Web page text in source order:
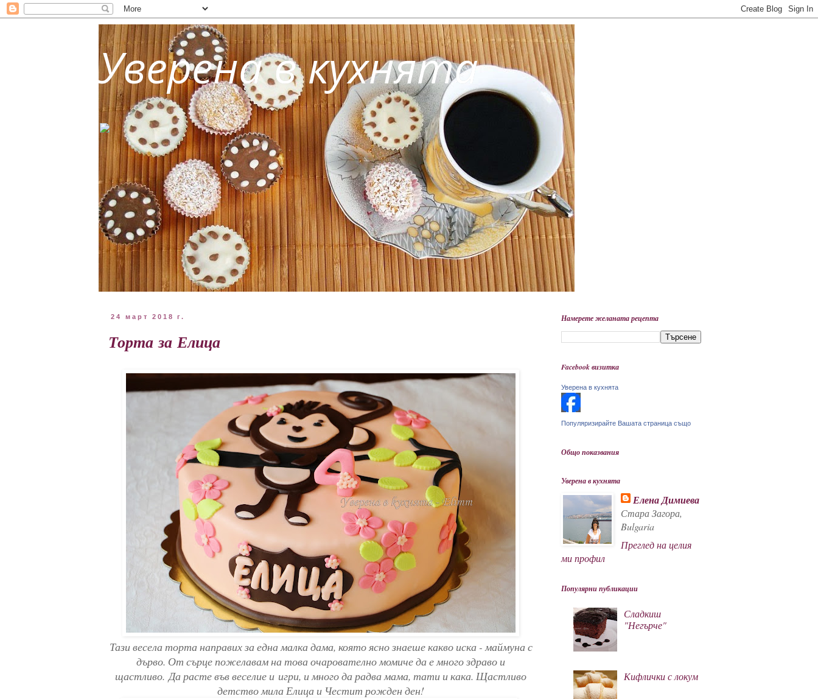
Уверена в кухнята
24 март 2018 г.
Торта за Елица
Тази весела торта направих за една малка дама, която ясно знаеше какво иска - маймуна с
дърво. От сърце пожелавам на това очарователно момиче да е много здраво и
щастливо. Да расте във веселие и игри, и много да радва мама, тати и кака. Щастливо
детство мила Елица и Честит рожден ден!
Намерете желаната рецепта
Facebook визитка
Уверена в кухнята
Популяризирайте Вашата страница също
Общо показвания
Уверена в кухнята
Елена Димиева
Стара Загора,
Bulgaria
Преглед на целия
ми профил
Популярни публикации
Сладкиш
"Негърче"
Кифлички с локум